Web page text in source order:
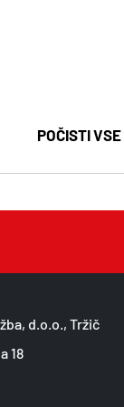
POČISTI VSE
d.o.o., Tržič
18